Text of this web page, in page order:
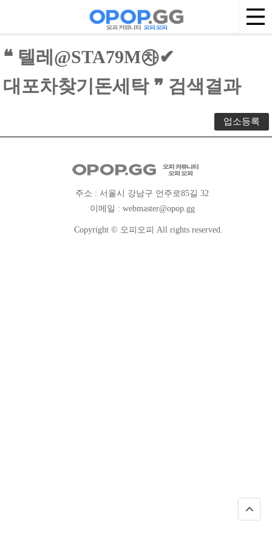
❝ 텔레@STA79M㉷✔
대포차찾기돈세탁 ❞ 검색결과
업소등록
주소 : 서울시 강남구 언주로85길 32
이메일 : webmaster@opop.gg
Copyright © 오피오피 All rights reserved.